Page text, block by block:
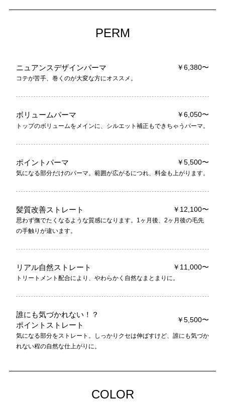
PERM
ニュアンスデザインパーマ
コテが苦手、巻くのが大変な方にオススメ。
￥6,380〜
ボリュームパーマ
トップのボリュームをメインに、シルエット補正もできちゃうパーマ。
￥6,050〜
ポイントパーマ
気になる部分だけのパーマ。範囲が広がるにつれ、料金も上がります。
￥5,500〜
髪質改善ストレート
思わず撫でたくなるような質感になります。1ヶ月後、2ヶ月後の毛先
の手触りが違います。
￥12,100〜
リアル自然ストレート
トリートメント配合により、やわらかく自然なまとまりに。
￥11,000〜
誰にも気づかれない！？
ポイントストレート
気になる部分をストレート。しっかりクセは伸ばすけど、誰にも気づか
れない程の自然な仕上がりに。
￥5,500〜
COLOR